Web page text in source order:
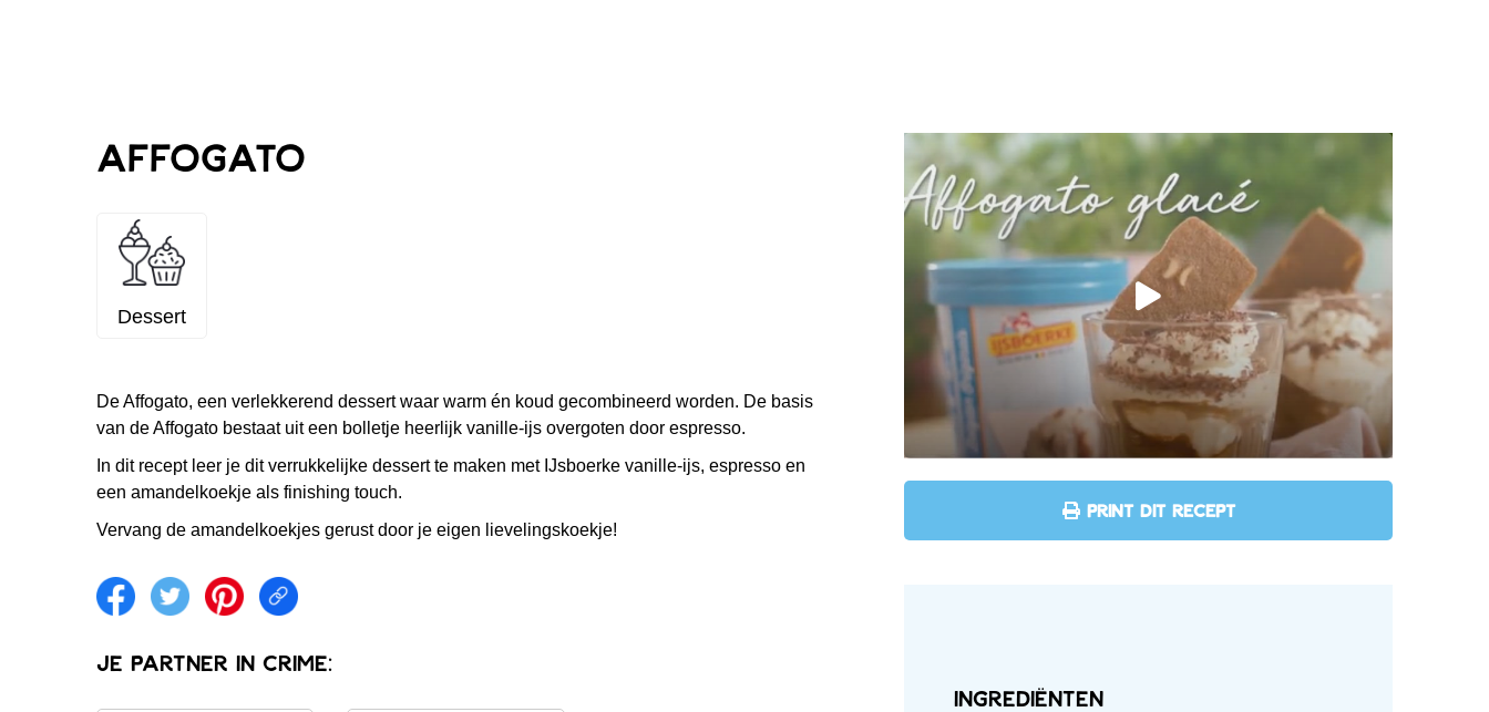
PRINT DIT RECEPT
Ingrediënten
Affogato
Dessert
De Affogato, een verlekkerend dessert waar warm én koud gecombineerd worden. De basis
van de Affogato bestaat uit een bolletje heerlijk vanille-ijs overgoten door espresso.
In dit recept leer je dit verrukkelijke dessert te maken met IJsboerke vanille-ijs, espresso en
een amandelkoekje als finishing touch.
Vervang de amandelkoekjes gerust door je eigen lievelingskoekje!
Share on facebook
Share on twitterShare on pintrest
Share link
Je partner in crime: